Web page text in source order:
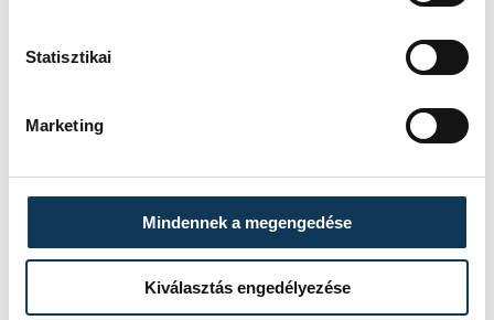
Statisztikai
Marketing
Mindennek a megengedése
Kiválasztás engedélyezése
Mihályfa elkerülő út előkészítése,
előkészítése.
82-es út